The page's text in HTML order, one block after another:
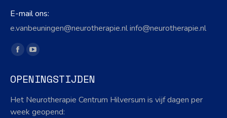
E-mail ons:
e.vanbeuningen@neurotherapie.nl info@neurotherapie.nl
Vind ons op:
Facebook
opens
in
new
YouTube
opens
new
OPENINGSTIJDEN
Het Neurotherapie Centrum Hilversum is vijf dagen per
week geopend: